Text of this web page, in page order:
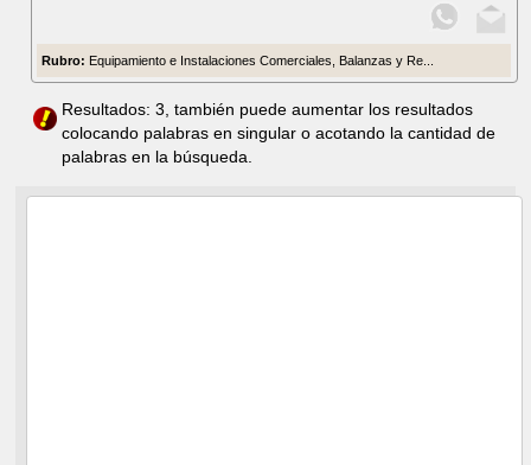
Rubro: Equipamiento e Instalaciones Comerciales, Balanzas y Re...
Resultados: 3, también puede aumentar los resultados
colocando palabras en singular o acotando la cantidad de
palabras en la búsqueda.